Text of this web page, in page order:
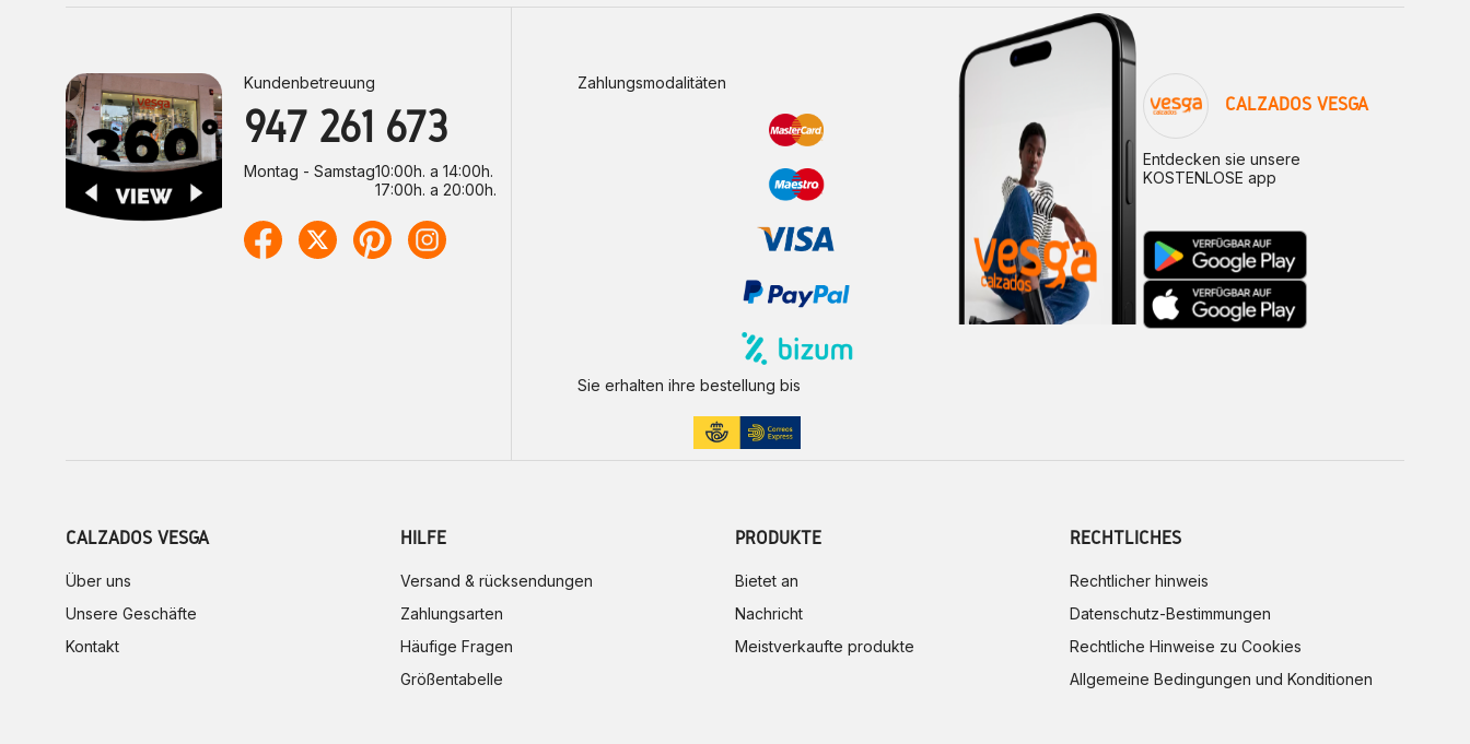
Kundenbetreuung
947 261 673
Montag - Samstag10:00h. a 14:00h.
17:00h. a 20:00h.
Zahlungsmodalitäten
Sie erhalten ihre bestellung bis
CALZADOS VESGA
Entdecken sie unsere
KOSTENLOSE app
CALZADOS VESGA
Über uns
Unsere Geschäfte
Kontakt
HILFE
Versand & rücksendungen
Zahlungsarten
Häufige Fragen
Größentabelle
PRODUKTE
Bietet an
Nachricht
Meistverkaufte produkte
RECHTLICHES
Rechtlicher hinweis
Datenschutz-Bestimmungen
Rechtliche Hinweise zu Cookies
Allgemeine Bedingungen und Konditionen